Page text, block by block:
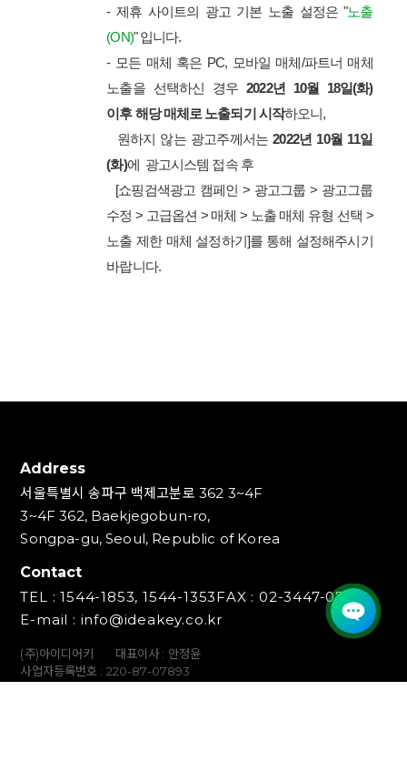
- 제휴 사이트의 광고 기본 노출 설정은 "노출
(ON)" 입니다.
- 모든 매체 혹은 PC, 모바일 매체/파트너 매체
노출을 선택하신 경우2022년 10월 18일(화)
이후 해당 매체로 노출되기 시작하오니,
원하지 않는 광고주께서는2022년 10월 11일
(화)에 광고시스템 접속 후
[쇼핑검색광고 캠페인 > 광고그룹 > 광고그룹
수정 > 고급옵션 > 매체 > 노출 매체 유형 선택 >
노출 제한 매체 설정하기]를 통해 설정해주시기
바랍니다.
Address
서울특별시 송파구 백제고분로 362 3~4F
3~4F 362, Baekjegobun-ro,
Songpa-gu, Seoul, Republic of Korea
Contact
TEL : 1544-1853, 1544-1353FAX : 02-3447-0700
E-mail : info@ideakey.co.kr
(주)아이디어키
대표이사 : 안정윤
사업자등록번호 : 220‍-87-07893